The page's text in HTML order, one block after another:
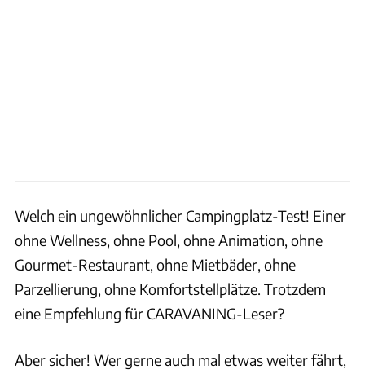
Welch ein ungewöhnlicher Campingplatz-Test! Einer
ohne Wellness, ohne Pool, ohne Animation, ohne
Gourmet-Restaurant, ohne Mietbäder, ohne
Parzellierung, ohne Komfortstellplätze. Trotzdem
eine Empfehlung für CARAVANING-Leser?
Aber sicher! Wer gerne auch mal etwas weiter fährt,